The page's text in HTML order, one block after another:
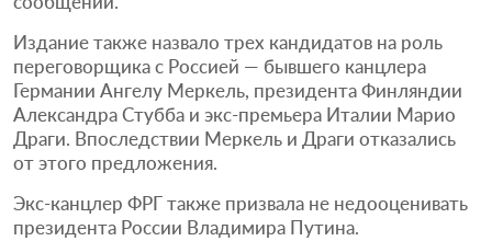
Издание также назвало трех кандидатов на роль
переговорщика с Россией — бывшего канцлера
Германии Ангелу Меркель, президента Финляндии
Александра Стубба и экс-премьера Италии Марио
Драги. Впоследствии Меркель и Драги отказались
от этого предложения.
Экс-канцлер ФРГ также призвала не недооценивать
президента России Владимира Путина.